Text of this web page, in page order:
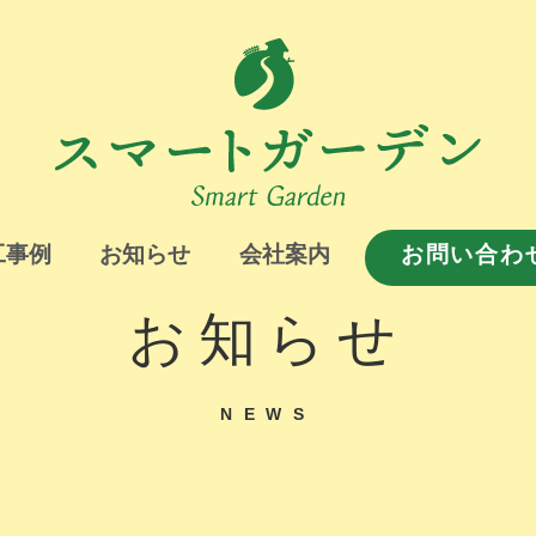
例 お知らせ 会社案内 お問い合わ
お知らせ
NEWS